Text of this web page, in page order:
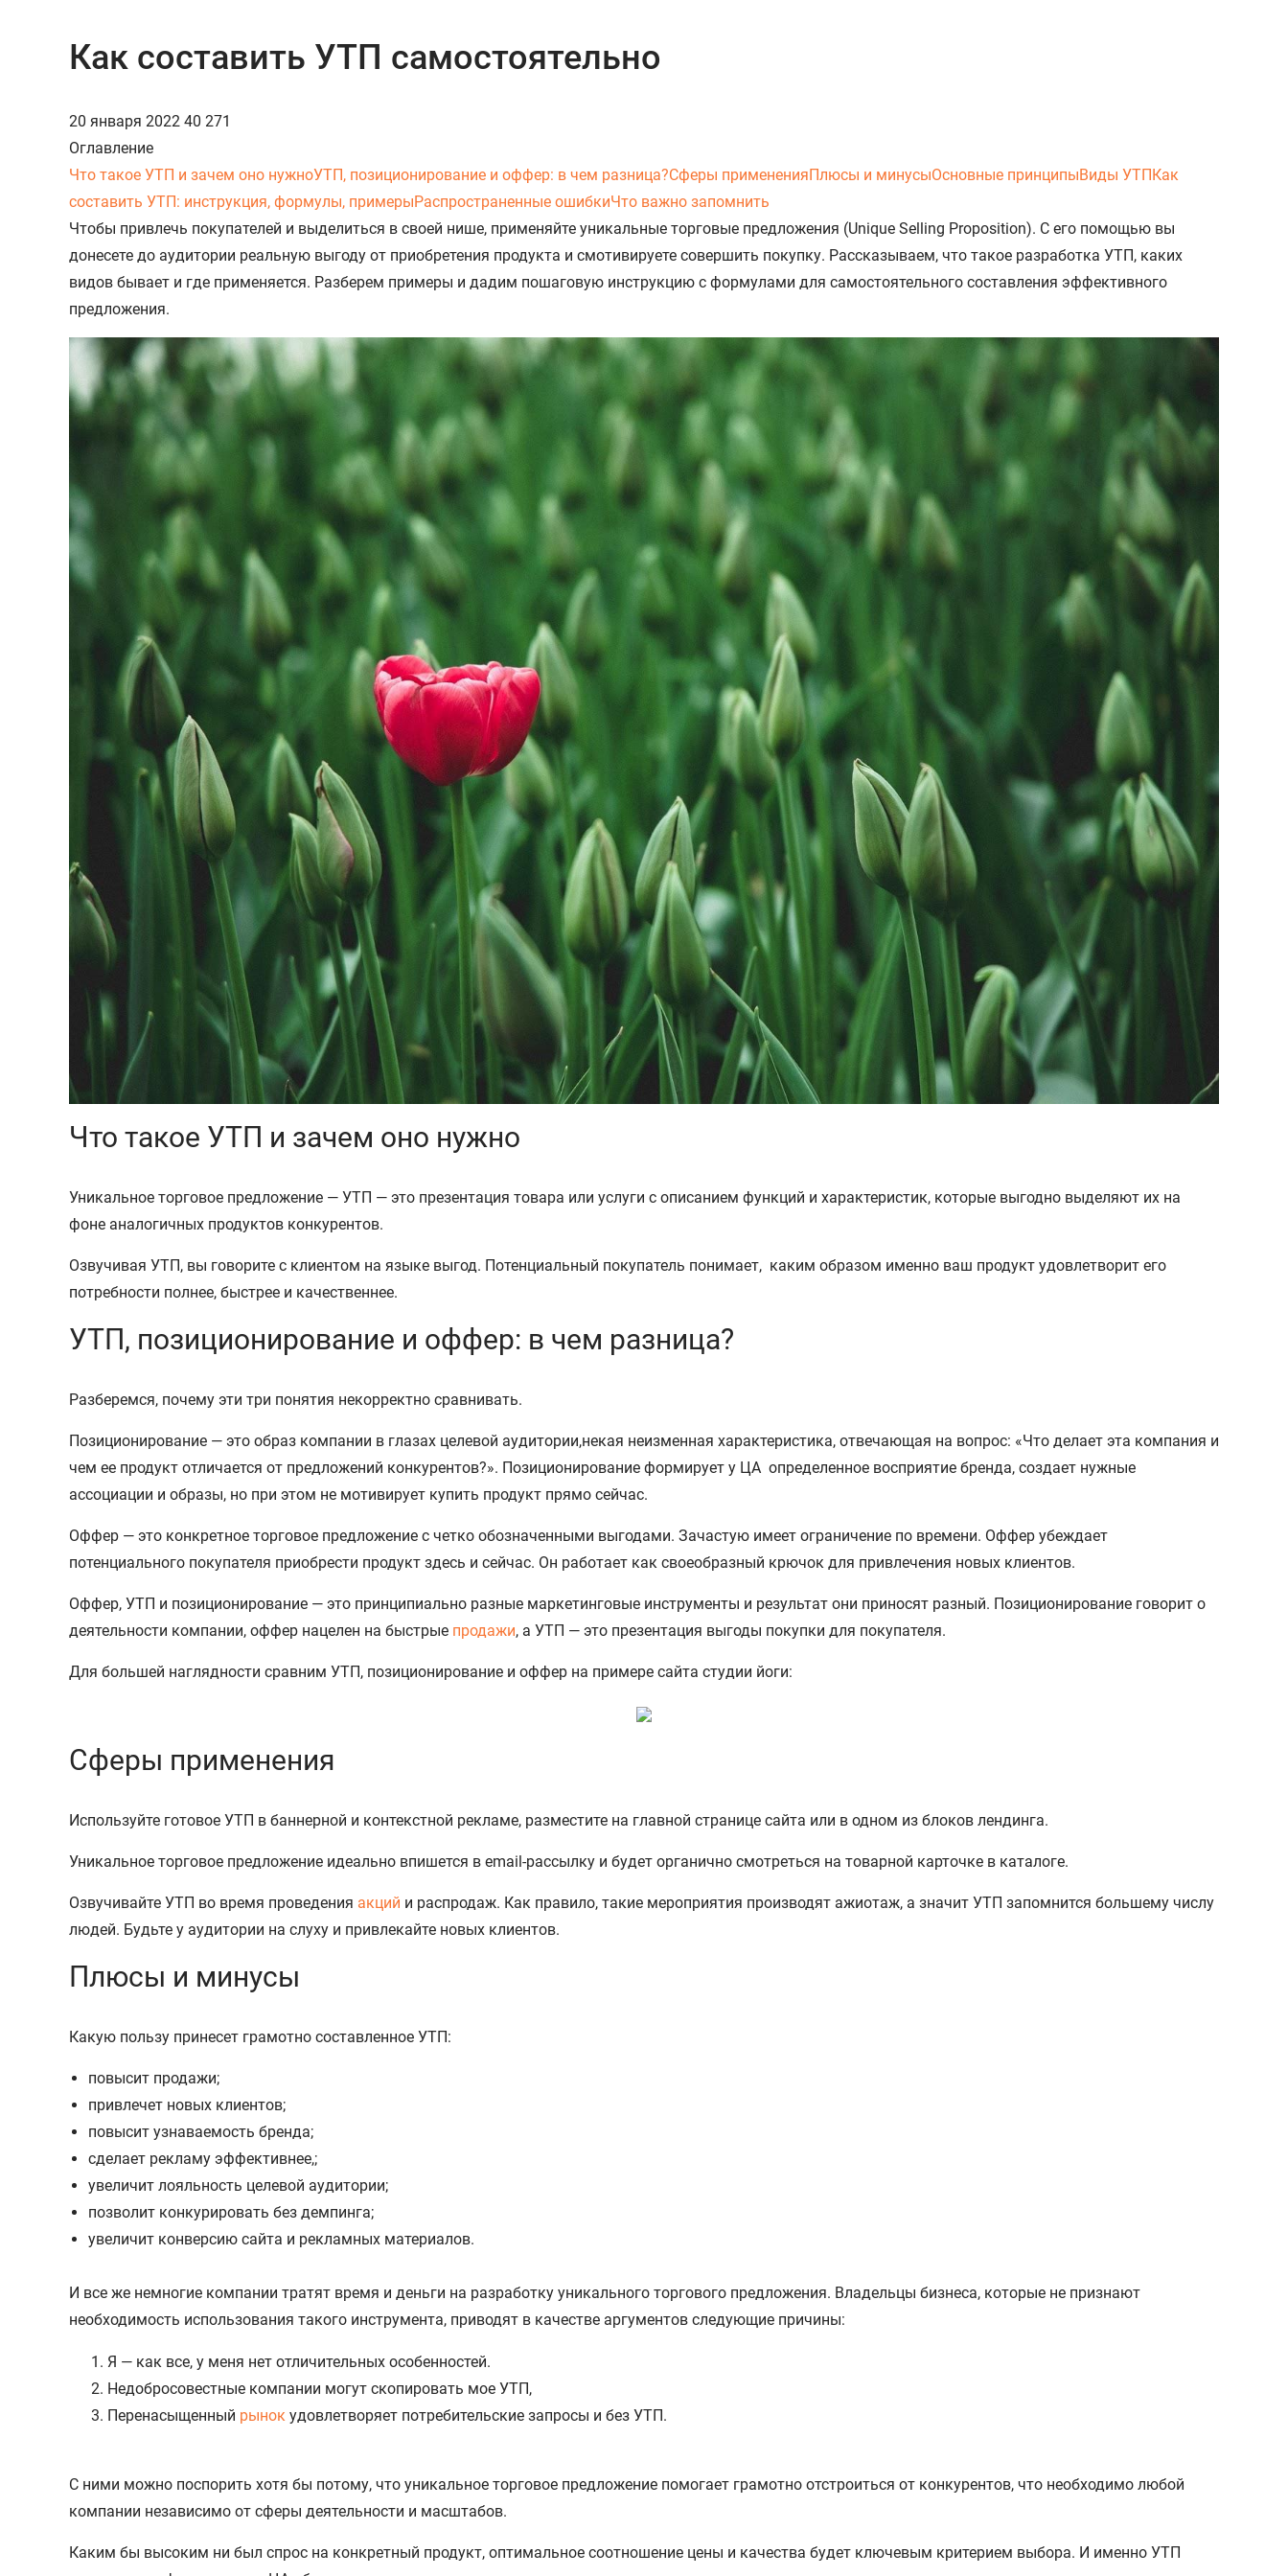
Как составить УТП самостоятельно
20 января 2022 40 271
Оглавление
Что такое УТП и зачем оно нужноУТП, позиционирование и оффер: в чем разница?Сферы примененияПлюсы и минусыОсновные принципыВиды УТПКак
составить УТП: инструкция, формулы, примерыРаспространенные ошибкиЧто важно запомнить
Чтобы привлечь покупателей и выделиться в своей нише, применяйте уникальные торговые предложения (Unique Selling Proposition). С его помощью вы
донесете до аудитории реальную выгоду от приобретения продукта и смотивируете совершить покупку. Рассказываем, что такое разработка УТП, каких
видов бывает и где применяется. Разберем примеры и дадим пошаговую инструкцию с формулами для самостоятельного составления эффективного
предложения.
Что такое УТП и зачем оно нужно
Уникальное торговое предложение — УТП — это презентация товара или услуги с описанием функций и характеристик, которые выгодно выделяют их на
фоне аналогичных продуктов конкурентов.
Озвучивая УТП, вы говорите с клиентом на языке выгод. Потенциальный покупатель понимает, каким образом именно ваш продукт удовлетворит его
потребности полнее, быстрее и качественнее.
УТП, позиционирование и оффер: в чем разница?
Разберемся, почему эти три понятия некорректно сравнивать.
Позиционирование — это образ компании в глазах целевой аудитории,некая неизменная характеристика, отвечающая на вопрос: «Что делает эта компания и
чем ее продукт отличается от предложений конкурентов?». Позиционирование формирует у ЦА определенное восприятие бренда, создает нужные
ассоциации и образы, но при этом не мотивирует купить продукт прямо сейчас.
Оффер — это конкретное торговое предложение с четко обозначенными выгодами. Зачастую имеет ограничение по времени. Оффер убеждает
потенциального покупателя приобрести продукт здесь и сейчас. Он работает как своеобразный крючок для привлечения новых клиентов.
Оффер, УТП и позиционирование — это принципиально разные маркетинговые инструменты и результат они приносят разный. Позиционирование говорит о
деятельности компании, оффер нацелен на быстрые продажи, а УТП — это презентация выгоды покупки для покупателя.
Для большей наглядности сравним УТП, позиционирование и оффер на примере сайта студии йоги:
Сферы применения
Используйте готовое УТП в баннерной и контекстной рекламе, разместите на главной странице сайта или в одном из блоков лендинга.
Уникальное торговое предложение идеально впишется в email-рассылку и будет органично смотреться на товарной карточке в каталоге.
Озвучивайте УТП во время проведения акций и распродаж. Как правило, такие мероприятия производят ажиотаж, а значит УТП запомнится большему числу
людей. Будьте у аудитории на слуху и привлекайте новых клиентов.
Плюсы и минусы
Какую пользу принесет грамотно составленное УТП:
повысит продажи;
привлечет новых клиентов;
повысит узнаваемость бренда;
сделает рекламу эффективнее,;
увеличит лояльность целевой аудитории;
позволит конкурировать без демпинга;
увеличит конверсию сайта и рекламных материалов.
И все же немногие компании тратят время и деньги на разработку уникального торгового предложения. Владельцы бизнеса, которые не признают
необходимость использования такого инструмента, приводят в качестве аргументов следующие причины:
Я — как все, у меня нет отличительных особенностей.
Недобросовестные компании могут скопировать мое УТП,
Перенасыщенный рынок удовлетворяет потребительские запросы и без УТП.
С ними можно поспорить хотя бы потому, что уникальное торговое предложение помогает грамотно отстроиться от конкурентов, что необходимо любой
компании независимо от сферы деятельности и масштабов.
Каким бы высоким ни был спрос на конкретный продукт, оптимальное соотношение цены и качества будет ключевым критерием выбора. И именно УТП